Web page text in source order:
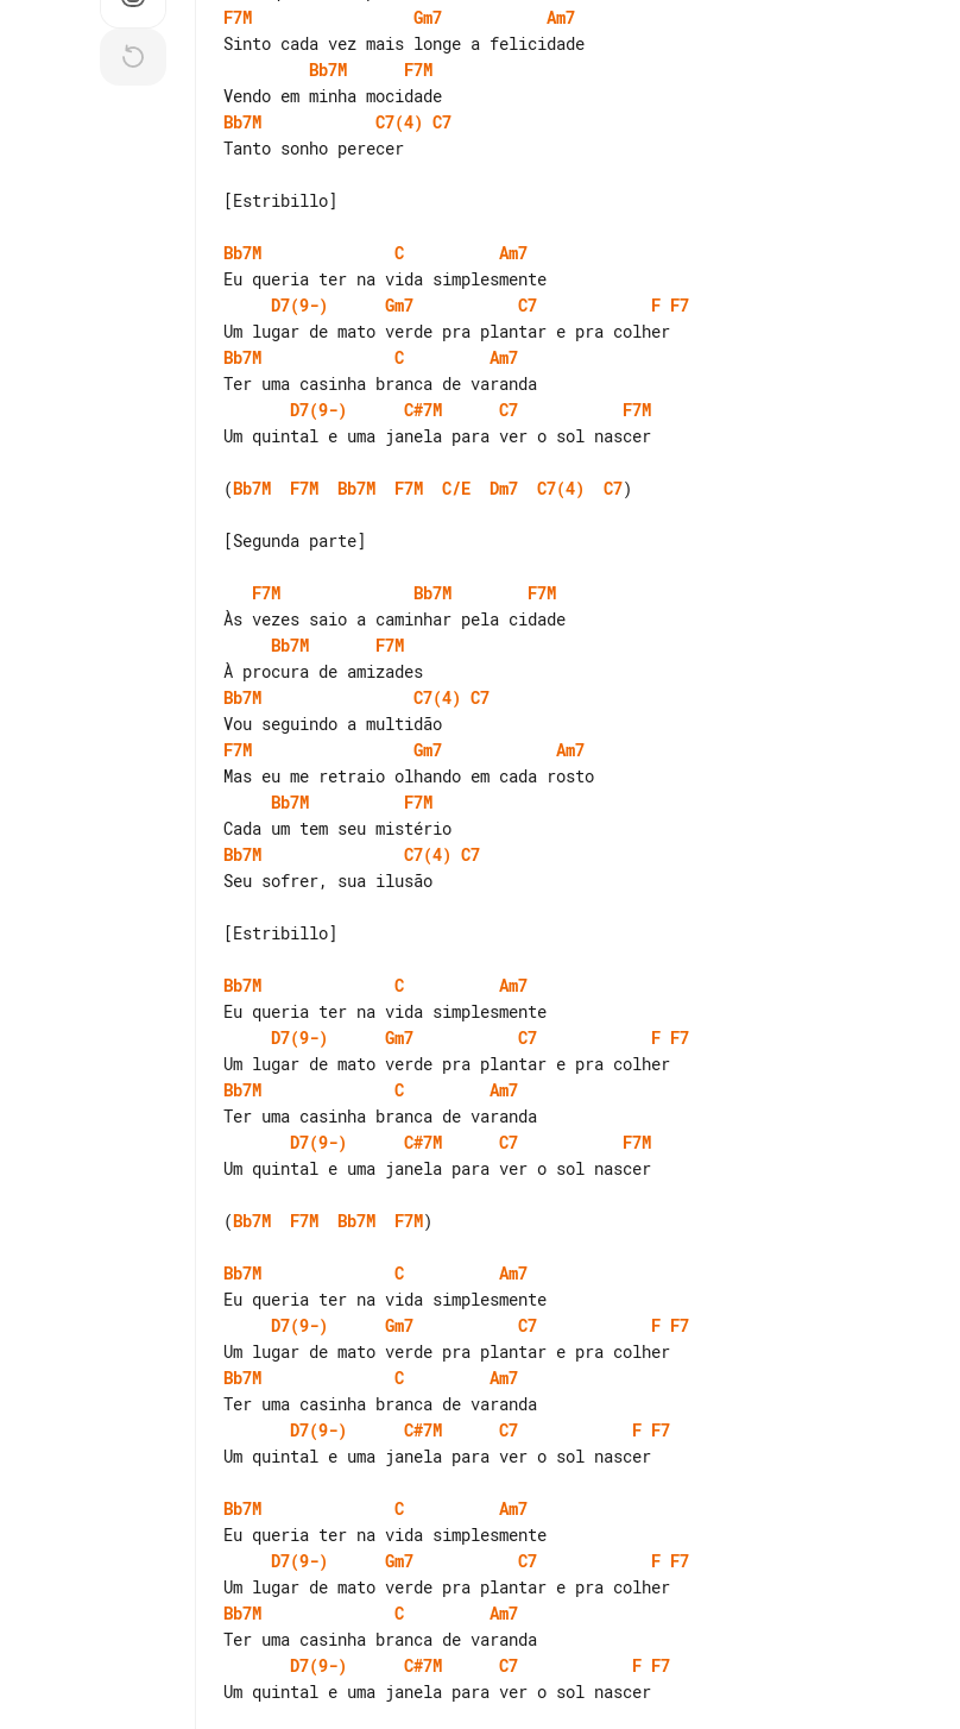
F7M
Gm7
Am7
Bb7M
F7M
Bb7M
C7(4) C7
Tanto sonho perecer
[Estribillo]
Bb7M C
Am7
D7(9-)
Gm7 C7 F F7
Bb7M
C
Am7
D7(9-)
C#7M C7
F7M
Um quintal e uma janela para ver o sol nascer
(Bb7M F7M Bb7M F7M C/E Dm7 C7(4) C7)
[Segunda parte]
F7M Bb7M
F7M
Bb7M
F7M
Bb7M
C7(4) C7
F7M
Gm7
Am7
Bb7M
F7M
Bb7M
C7(4) C7
Seu sofrer, sua ilusão
[Estribillo]
Bb7M C
Am7
D7(9-)
Gm7 C7 F F7
Bb7M
C
Am7
D7(9-)
C#7M C7
F7M
Um quintal e uma janela para ver o sol nascer
(Bb7M F7M Bb7M F7M)
Bb7M C
Am7
D7(9-)
Gm7 C7 F F7
Bb7M
C
Am7
D7(9-)
C#7M C7 F F7
Um quintal e uma janela para ver o sol nascer
Bb7M C
Am7
D7(9-)
Gm7 C7 F F7
Bb7M
C
Am7
D7(9-)
C#7M C7 F F7
Um quintal e uma janela para ver o sol nascer